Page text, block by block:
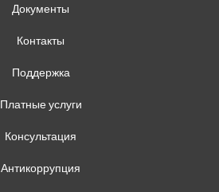
Документы
Контакты
Поддержка
Платные услуги
Консультация
Антикоррупция